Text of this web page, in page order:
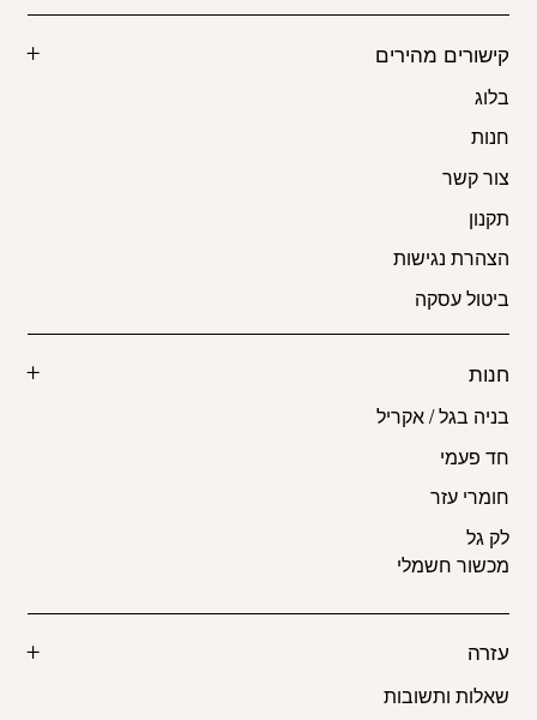
קישורים מהירים
בלוג
חנות
צור קשר
תקנון
הצהרת נגישות
ביטול עסקה
חנות
בניה בגל / אקריל
חד פעמי
חומרי עזר
לק גל
מכשור חשמלי
עזרה
שאלות ותשובות